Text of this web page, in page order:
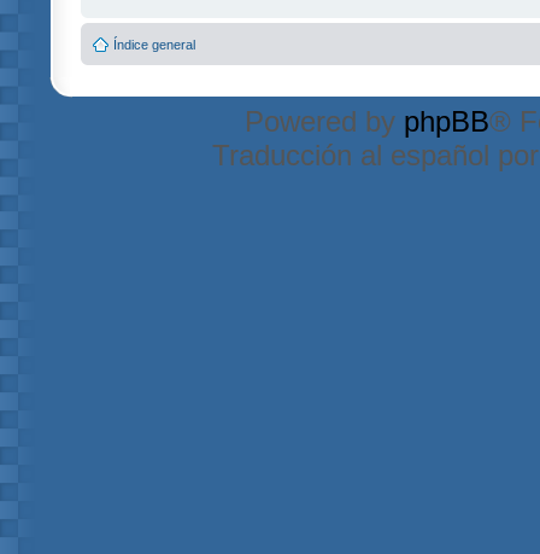
Índice general
Powered by phpBB®
Traducción al español